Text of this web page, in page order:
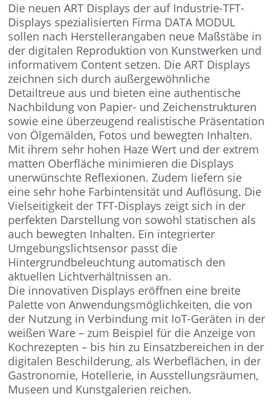
Die neuen ART Displays der auf Industrie-TFT-
Displays spezialisierten Firma DATA MODUL
sollen nach Herstellerangaben neue Maßstäbe in
der digitalen Reproduktion von Kunstwerken und
informativem Content setzen. Die ART Displays
zeichnen sich durch außergewöhnliche
Detailtreue aus und bieten eine authentische
Nachbildung von Papier- und Zeichenstrukturen
sowie eine überzeugend realistische Präsentation
von Ölgemälden, Fotos und bewegten Inhalten.
Mit ihrem sehr hohen Haze Wert und der extrem
matten Oberfläche minimieren die Displays
unerwünschte Reflexionen. Zudem liefern sie
eine sehr hohe Farbintensität und Auflösung. Die
Vielseitigkeit der TFT-Displays zeigt sich in der
perfekten Darstellung von sowohl statischen als
auch bewegten Inhalten. Ein integrierter
Umgebungslichtsensor passt die
Hintergrundbeleuchtung automatisch den
aktuellen Lichtverhältnissen an.
Die innovativen Displays eröffnen eine breite
Palette von Anwendungsmöglichkeiten, die von
der Nutzung in Verbindung mit IoT-Geräten in der
weißen Ware – zum Beispiel für die Anzeige von
Kochrezepten – bis hin zu Einsatzbereichen in der
digitalen Beschilderung, als Werbeflächen, in der
Gastronomie, Hotellerie, in Ausstellungsräumen,
Museen und Kunstgalerien reichen.